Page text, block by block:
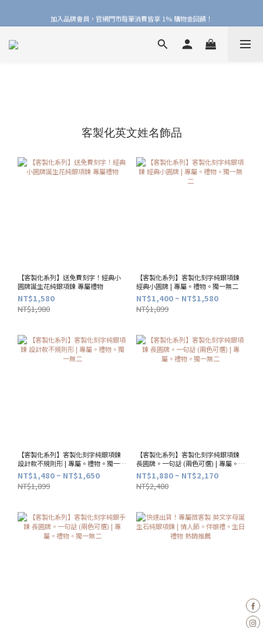
線上線下皆可累積 & 折抵購物金，再送 $50 入會禮
客製化英文姓名飾品
【客製化系列】送免費刻字！經典小
圓牌誕生花純銀項鍊 專屬禮物
NT$1,580
NT$1,980
【客製化系列】客製化刻字純銀項鍊
經典小圓牌 | 專屬。禮物。獨一無二
NT$1,400 ~ NT$1,580
NT$1,899
【客製化系列】客製化刻字純銀項鍊
設計款不規則形 | 專屬。禮物。獨一無
二
NT$1,480 ~ NT$1,650
NT$1,899
【客製化系列】客製化刻字純銀項鍊
長圓牌。一句話 (兩色可選) | 專屬。禮
物。獨一無二
NT$1,880 ~ NT$2,170
NT$2,480